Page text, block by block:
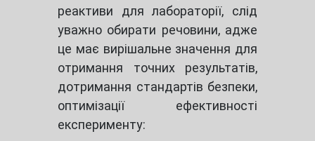
реактиви для лабораторії, слід
уважно обирати речовини, адже
це має вирішальне значення для
отримання точних результатів,
дотримання стандартів безпеки,
оптимізації ефективності
експерименту: